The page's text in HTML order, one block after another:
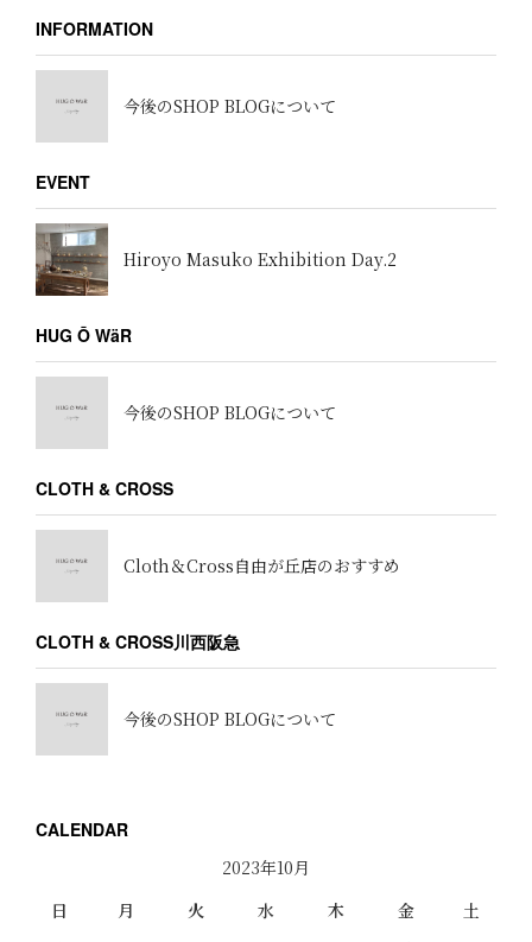
INFORMATION
今後のSHOP BLOGについて
EVENT
Hiroyo Masuko Exhibition Day.2
HUG Ō WäR
今後のSHOP BLOGについて
CLOTH & CROSS
Cloth＆Cross自由が丘店のおすすめ
CLOTH & CROSS川西阪急
今後のSHOP BLOGについて
CALENDAR
2023年10月
日
月 火 水 木 金
土